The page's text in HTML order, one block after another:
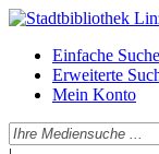
Einfache Suche
Erweiterte
Mein Konto